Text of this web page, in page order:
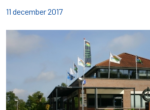
11 december 2017